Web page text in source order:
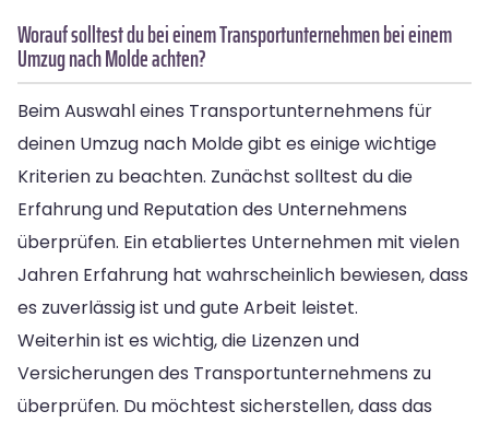
Worauf solltest du bei einem Transportunternehmen bei einem
Umzug nach Molde achten?
Beim Auswahl eines Transportunternehmens für
deinen Umzug nach Molde gibt es einige wichtige
Kriterien zu beachten. Zunächst solltest du die
Erfahrung und Reputation des Unternehmens
überprüfen. Ein etabliertes Unternehmen mit vielen
Jahren Erfahrung hat wahrscheinlich bewiesen, dass
es zuverlässig ist und gute Arbeit leistet.
Weiterhin ist es wichtig, die Lizenzen und
Versicherungen des Transportunternehmens zu
überprüfen. Du möchtest sicherstellen, dass das